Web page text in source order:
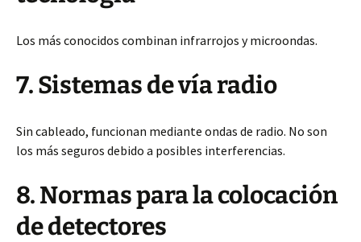
Los más conocidos combinan infrarrojos y microondas.
7. Sistemas de vía radio
Sin cableado, funcionan mediante ondas de radio. No son
los más seguros debido a posibles interferencias.
8. Normas para la colocación
de detectores